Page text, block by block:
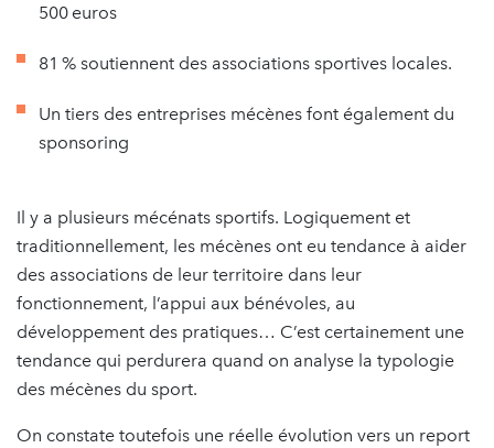
500 euros
81 % soutiennent des associations sportives locales.
Un tiers des entreprises mécènes font également du
sponsoring
Il y a plusieurs mécénats sportifs. Logiquement et
traditionnellement, les mécènes ont eu tendance à aider
des associations de leur territoire dans leur
fonctionnement, l’appui aux bénévoles, au
développement des pratiques… C’est certainement une
tendance qui perdurera quand on analyse la typologie
des mécènes du sport.
On constate toutefois une réelle évolution vers un report